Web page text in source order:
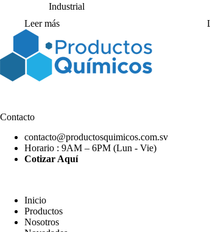
Industrial
Leer más
Contacto
contacto@productosquimicos.com.sv
Horario : 9AM – 6PM (Lun - Vie)
Cotizar Aquí
Inicio
Productos
Nosotros